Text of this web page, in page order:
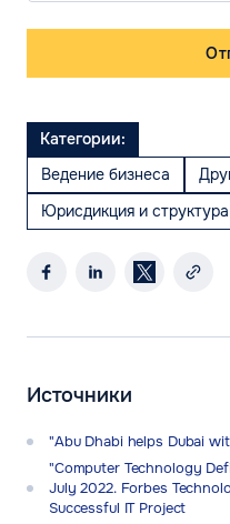
Категории:
Ведение бизнеса
Юрисдикция и структура
Источники
"Abu Dhabi helps Dubai
"Computer Technology
July 2022. Forbes
Successful IT Project